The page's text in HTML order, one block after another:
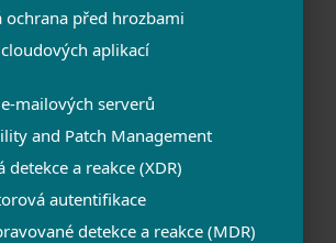
ochrana před hrozbami
aplikací
mailových serverů
and Patch Management
detekce a reakce (XDR)
autentifikace
detekce a reakce (MDR)